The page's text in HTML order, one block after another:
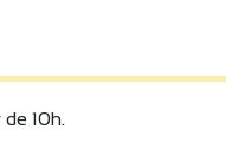
10h.